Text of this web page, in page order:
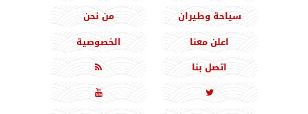
سياحة وطيران
من نحن
اعلن معنا
الخصوصية
اتصل بنا


